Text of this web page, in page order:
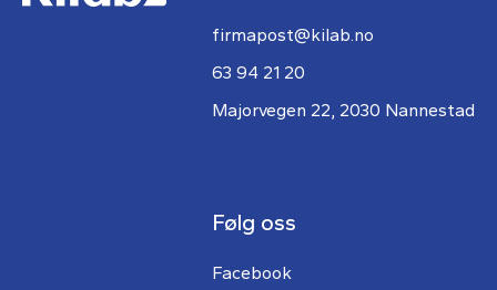
firmapost@kilab.no
63 94 21 20
Majorvegen 22, 2030 Nannestad
Følg oss
Facebook